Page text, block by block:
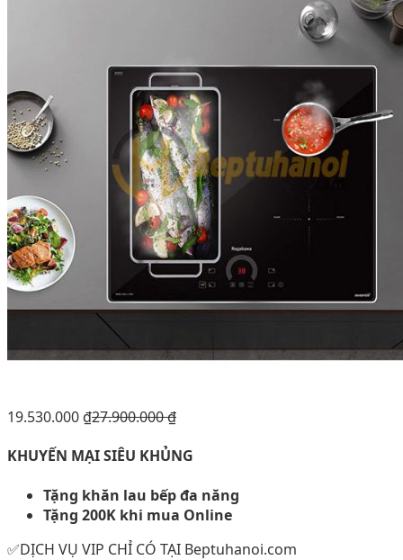
19.530.000 ₫27.900.000₫
KHUYẾN MẠI SIÊU KHỦNG
Tặng khăn lau bếp đa năng
Tặng 200K khi mua Online
✅DỊCH VỤ VIP CHỈ CÓ TẠI Beptuhanoi.com